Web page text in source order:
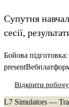
Супутня
сесії,
Бойова
present
Відкрити
L7 Simulators —